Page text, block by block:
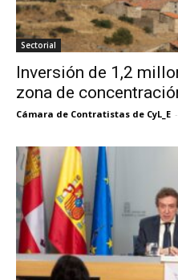
Sectorial
Inversión de 1,2
zona de
Cámara de Contratistas de CyL_E -